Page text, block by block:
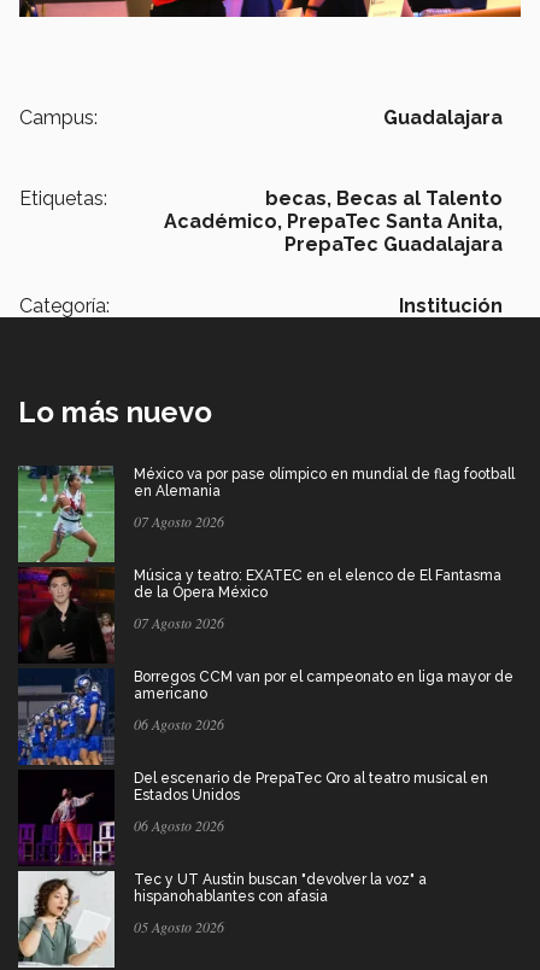
Campus: Guadalajara
Etiquetas: becas, Becas al Talento
Académico, PrepaTec Santa Anita,
PrepaTec Guadalajara
Categoría: Institución
Lo más nuevo
México va por pase olímpico en mundial de flag football
en Alemania
07 Agosto 2026
Música y teatro: EXATEC en el elenco de El Fantasma
de la Ópera México
07 Agosto 2026
Borregos CCM van por el campeonato en liga mayor de
americano
06 Agosto 2026
Del escenario de PrepaTec Qro al teatro musical en
Estados Unidos
06 Agosto 2026
Tec y UT Austin buscan "devolver la voz" a
hispanohablantes con afasia
05 Agosto 2026